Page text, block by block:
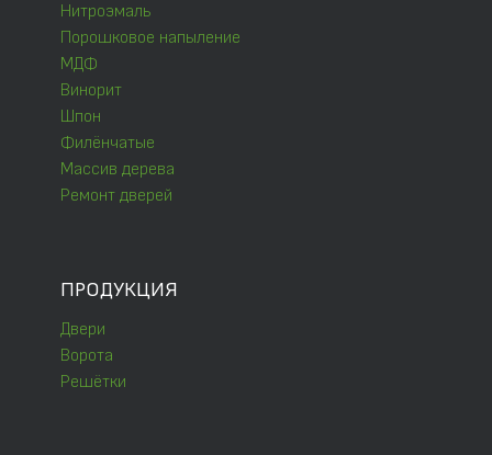
Нитроэмаль
Порошковое напыление
МДФ
Винорит
Шпон
Филёнчатые
Массив дерева
Ремонт дверей
ПРОДУКЦИЯ
Двери
Ворота
Решётки